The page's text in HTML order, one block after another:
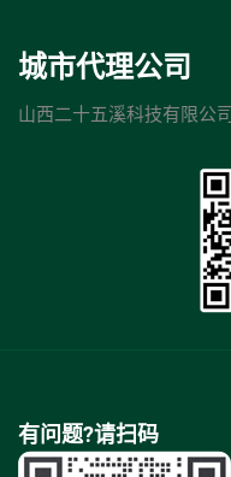
城市代理公司
山西二十五溪科技有限公司
有问题?请扫码